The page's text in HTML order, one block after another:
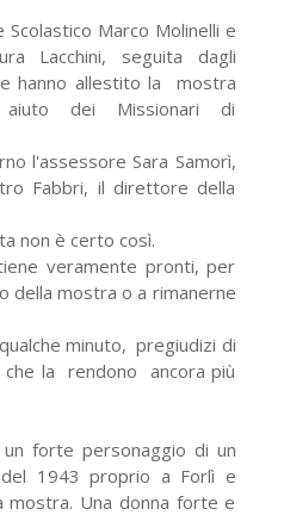
Scolastico Marco Molinelli e
Lacchini, seguita dagli
hanno allestito la mostra
aiuto dei Missionari di
l'assessore Sara Samorì,
Fabbri, il direttore della
non è certo così.
veramente pronti, per
della mostra o a rimanerne
minuto, pregiudizi di
che la rendono ancora più
forte personaggio di un
1943 proprio a Forlì e
mostra. Una donna forte e